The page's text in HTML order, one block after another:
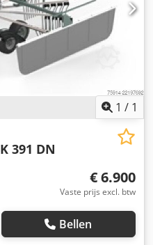
€12.257,00 Opslaglocatie:
1 / 1
391 DN
€ 6.900
Vaste prijs excl. btw
Bellen